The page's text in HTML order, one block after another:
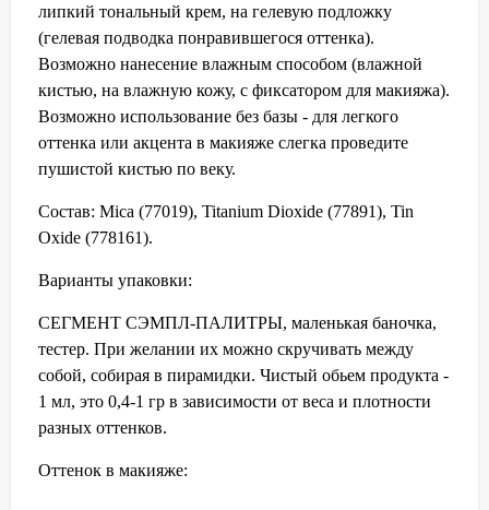
липкий тональный крем, на гелевую подложку
(гелевая подводка понравившегося оттенка).
Возможно нанесение влажным способом (влажной
кистью, на влажную кожу, с фиксатором для макияжа).
Возможно использование без базы - для легкого
оттенка или акцента в макияже слегка проведите
пушистой кистью по веку.
Состав: Mica (77019), Titanium Dioxide (77891), Tin
Oxide (778161).
Варианты упаковки:
СЕГМЕНТ СЭМПЛ-ПАЛИТРЫ, маленькая баночка,
тестер. При желании их можно скручивать между
собой, собирая в пирамидки. Чистый обьем продукта -
1 мл, это 0,4-1 гр в зависимости от веса и плотности
разных оттенков.
Оттенок в макияже: